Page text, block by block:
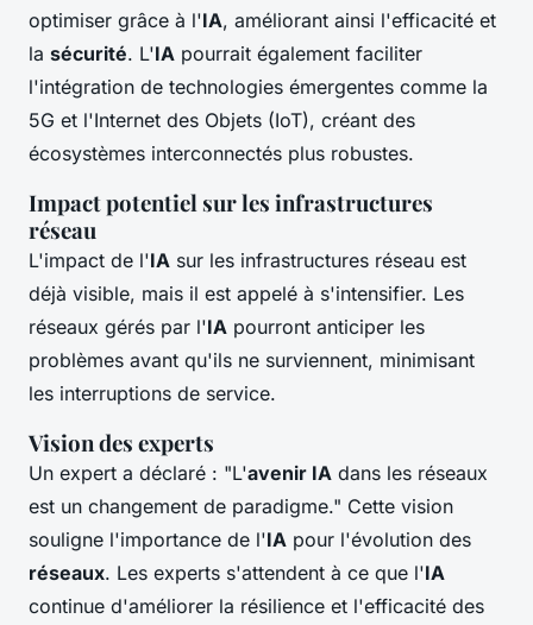
optimiser grâce à l'IA, améliorant ainsi l'efficacité et
la sécurité. L'IA pourrait également faciliter
l'intégration de technologies émergentes comme la
5G et l'Internet des Objets (IoT), créant des
écosystèmes interconnectés plus robustes.
Impact potentiel sur les infrastructures
réseau
L'impact de l'IA sur les infrastructures réseau est
déjà visible, mais il est appelé à s'intensifier. Les
réseaux gérés par l'IA pourront anticiper les
problèmes avant qu'ils ne surviennent, minimisant
les interruptions de service.
Vision des experts
Un expert a déclaré : "L'avenir IA dans les réseaux
est un changement de paradigme." Cette vision
souligne l'importance de l'IA pour l'évolution des
réseaux. Les experts s'attendent à ce que l'IA
continue d'améliorer la résilience et l'efficacité des